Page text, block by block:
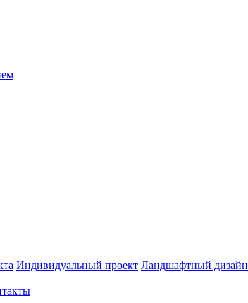
Индивидуальный проект Ландшафтный дизайн